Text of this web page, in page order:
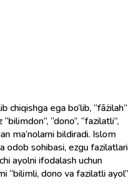
chiqishga ega bo‘lib, “fāżilah”
ma’nolarni bildiradi. Islom
odob sohibasi, ezgu fazilatlari
ayolni ifodalash uchun
“bilimli, dono va fazilatli ayol”